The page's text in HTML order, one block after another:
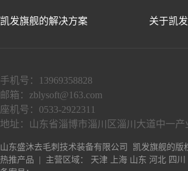
凯发旗舰的解决方案 关于凯
手机号：13969358828
邮箱： zblysoft@163.com
座机号：0533-2922311
地址：山东省淄博市淄川区淄川大道中一产
山东盛沐去毛刺技术装备有限公司 凯发旗舰的版
热推产品 | 主营区域： 天津 上海 山东 河北 四川